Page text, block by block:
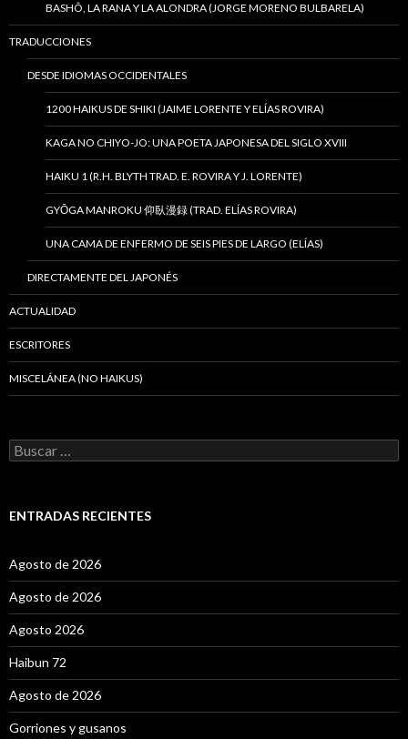
BASHÔ, LA RANA Y LA ALONDRA (JORGE MORENO BULBARELA)
TRADUCCIONES
DESDE IDIOMAS OCCIDENTALES
1200 HAIKUS DE SHIKI (JAIME LORENTE Y ELÍAS ROVIRA)
KAGA NO CHIYO-JO: UNA POETA JAPONESA DEL SIGLO XVIII
HAIKU 1 (R.H. BLYTH TRAD. E. ROVIRA Y J. LORENTE)
GYŌGA MANROKU 仰臥漫録 (TRAD. ELÍAS ROVIRA)
UNA CAMA DE ENFERMO DE SEIS PIES DE LARGO (ELÍAS)
DIRECTAMENTE DEL JAPONÉS
ACTUALIDAD
ESCRITORES
MISCELÁNEA (NO HAIKUS)
B
u
a
ENTRADAS RECIENTES
Agosto de 2026
Agosto de 2026
Agosto 2026
Haibun 72
Agosto de 2026
Gorriones y gusanos